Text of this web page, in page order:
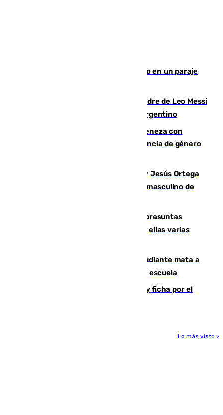
Los Bomberos combaten un incendio en un paraje
Muere a los 68 años Jorge Messi, padre de Leo Messi
y pieza fundamental en la carrera del argentino
Retiene a su mujer en su casa y ameneza con
quemar la vivienda: nuevo caso de violencia de género
Dos sevillanos de oro: Manuel Cruz y Jesús Ortega
ganan el campeonato del mundo sub19 masculino de
Un juzgado de Ceuta investiga seis presuntas
agresiones sexuales a migrantes, entre ellas varias
Desastre en Tailandia: un joven estudiante mata a
tiros a sus abuelo y a profesores en una escuela
Luca Zidane rompe con el Granada y ficha por el
Lo más visto >